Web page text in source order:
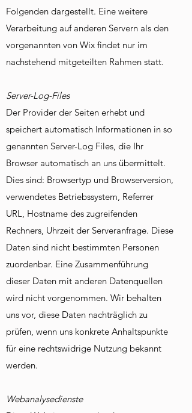
Folgenden dargestellt. Eine weitere
Verarbeitung auf anderen Servern als den
vorgenannten von Wix findet nur im
nachstehend mitgeteilten Rahmen statt.
Server-Log-Files
Der Provider der Seiten erhebt und
speichert automatisch Informationen in so
genannten Server-Log Files, die Ihr
Browser automatisch an uns übermittelt.
Dies sind: Browsertyp und Browserversion,
verwendetes Betriebssystem, Referrer
URL, Hostname des zugreifenden
Rechners, Uhrzeit der Serveranfrage. Diese
Daten sind nicht bestimmten Personen
zuordenbar. Eine Zusammenführung
dieser Daten mit anderen Datenquellen
wird nicht vorgenommen. Wir behalten
uns vor, diese Daten nachträglich zu
prüfen, wenn uns konkrete Anhaltspunkte
für eine rechtswidrige Nutzung bekannt
werden.
Webanalysedienste